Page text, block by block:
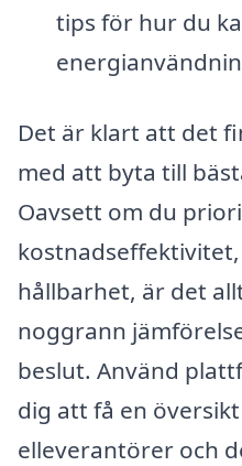
tips för hur du
Det är klart att det
med att byta till
Oavsett om du
hållbarhet, är det
noggrann
beslut. Använd
dig att få en
elleverantörer och